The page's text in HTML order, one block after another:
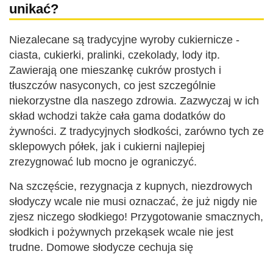
unikać?
Niezalecane są tradycyjne wyroby cukiernicze -
ciasta, cukierki, pralinki, czekolady, lody itp.
Zawierają one mieszankę cukrów prostych i
tłuszczów nasyconych, co jest szczególnie
niekorzystne dla naszego zdrowia. Zazwyczaj w ich
skład wchodzi także cała gama dodatków do
żywności. Z tradycyjnych słodkości, zarówno tych ze
sklepowych półek, jak i cukierni najlepiej
zrezygnować lub mocno je ograniczyć.
Na szczęście, rezygnacja z kupnych, niezdrowych
słodyczy wcale nie musi oznaczać, że już nigdy nie
zjesz niczego słodkiego! Przygotowanie smacznych,
słodkich i pożywnych przekąsek wcale nie jest
trudne. Domowe słodycze cechuja się